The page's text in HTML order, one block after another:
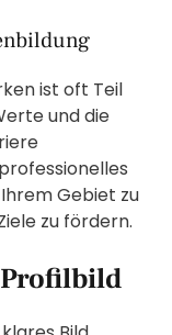
ist oft Teil
und die
Gebiet zu
zu fördern.